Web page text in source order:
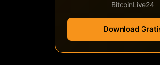
BitcoinLive24
Download